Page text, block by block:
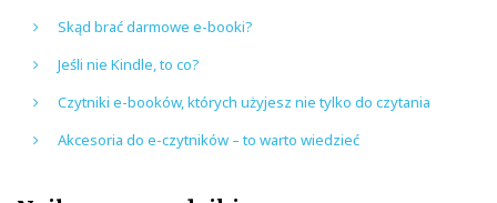
Skąd brać darmowe e-booki?
Jeśli nie Kindle, to co?
Czytniki e-booków, których użyjesz nie tylko do czytania
Akcesoria do e-czytników – to warto wiedzieć